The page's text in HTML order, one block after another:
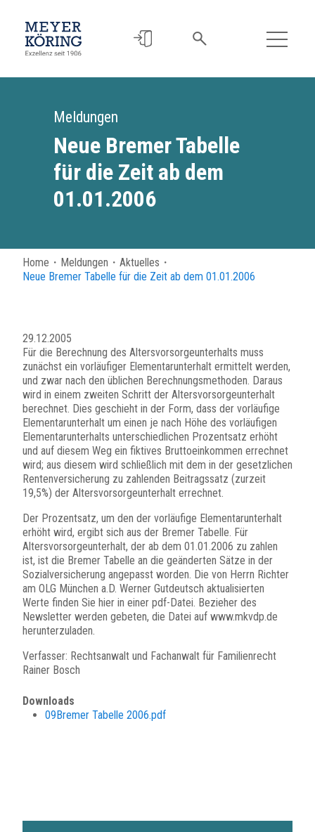
Meldungen
Neue Bremer Tabelle
für die Zeit ab dem
01.01.2006
Home ・ Meldungen ・ Aktuelles ・
Neue Bremer Tabelle für die Zeit ab dem 01.01.2006
29.12.2005
Für die Berechnung des Altersvorsorgeunterhalts muss
zunächst ein vorläufiger Elementarunterhalt ermittelt werden,
und zwar nach den üblichen Berechnungsmethoden. Daraus
wird in einem zweiten Schritt der Altersvorsorgeunterhalt
berechnet. Dies geschieht in der Form, dass der vorläufige
Elementarunterhalt um einen je nach Höhe des vorläufigen
Elementarunterhalts unterschiedlichen Prozentsatz erhöht
und auf diesem Weg ein fiktives Bruttoeinkommen errechnet
wird; aus diesem wird schließlich mit dem in der gesetzlichen
Rentenversicherung zu zahlenden Beitragssatz (zurzeit
19,5%) der Altersvorsorgeunterhalt errechnet.
Der Prozentsatz, um den der vorläufige Elementarunterhalt
erhöht wird, ergibt sich aus der Bremer Tabelle. Für
Altersvorsorgeunterhalt, der ab dem 01.01.2006 zu zahlen
ist, ist die Bremer Tabelle an die geänderten Sätze in der
Sozialversicherung angepasst worden. Die von Herrn Richter
am OLG München a.D. Werner Gutdeutsch aktualisierten
Werte finden Sie hier in einer pdf-Datei. Bezieher des
Newsletter werden gebeten, die Datei auf www.mkvdp.de
herunterzuladen.
Verfasser: Rechtsanwalt und Fachanwalt für Familienrecht
Rainer Bosch
Downloads
09Bremer Tabelle 2006.pdf